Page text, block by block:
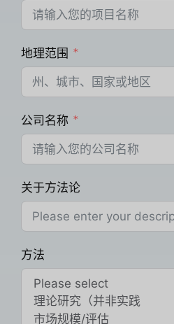
地理范围
公司名称
关于方法论
方法